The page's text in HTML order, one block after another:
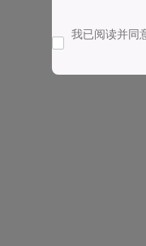
我已阅读并同